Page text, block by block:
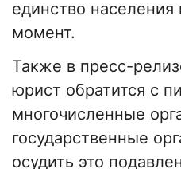
единство населения
момент.
Также в пресс-
юрист обратится с
многочисленные
государственные
осудить это